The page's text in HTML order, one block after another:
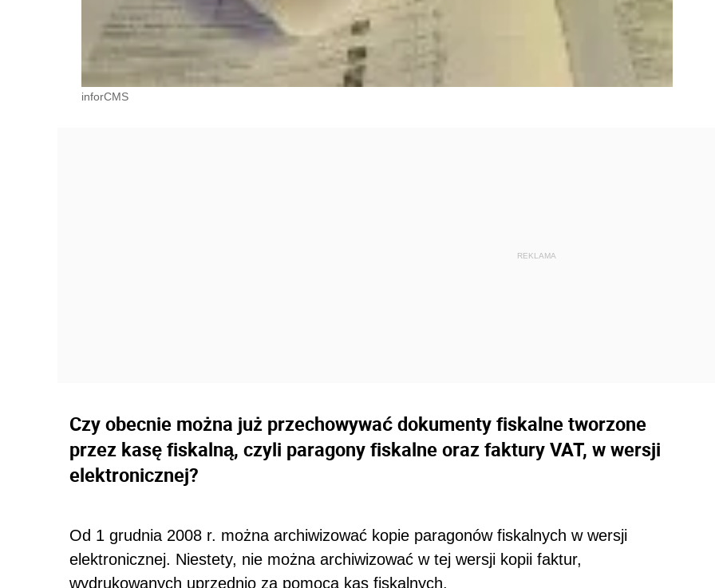
inforCMS
Czy obecnie można już przechowywać dokumenty fiskalne tworzone
przez kasę fiskalną, czyli paragony fiskalne oraz faktury VAT, w wersji
elektronicznej?
Od 1 grudnia 2008 r. można archiwizować kopie paragonów fiskalnych w wersji
elektronicznej. Niestety, nie można archiwizować w tej wersji kopii faktur,
wydrukowanych uprzednio za pomocą kas fiskalnych.